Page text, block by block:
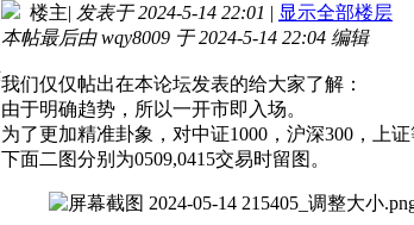
楼主| 发表于 2024-5-14 22:01 | 显示全部楼层
本帖最后由 wqy8009 于 2024-5-14 22:04 编辑
我们仅仅帖出在本论坛发表的给大家了解：
由于明确趋势，所以一开市即入场。
为了更加精准卦象，对中证1000，沪深300，上
下面二图分别为0509,0415交易时留图。